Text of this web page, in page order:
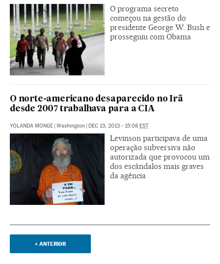
O programa secreto
começou na gestão do
presidente George W. Bush e
prosseguiu com Obama
O norte-americano desaparecido no Irã
desde 2007 trabalhava para a CIA
YOLANDA MONGE | Washington | DEC 13, 2013 - 15:08 EST
Levinson participava de uma
operação subversiva não
autorizada que provocou um
dos escândalos mais graves
da agência
< ANTERIOR